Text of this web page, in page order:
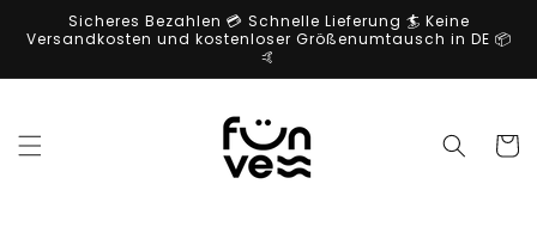
zum
Inhalt
Sicheres Bezahlen 💳 Schnelle Lieferung 🏄 Keine
Versandkosten und kostenloser Größenumtausch in DE 📦
🤙